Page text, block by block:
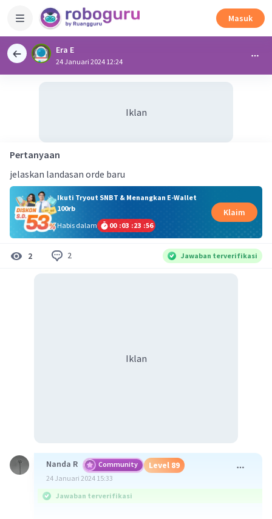
Masuk
Era E
24 Januari 2024 12:24
Iklan
Pertanyaan
jelaskan landasan orde baru
Ikuti Tryout SNBT & Menangkan E-Wallet
100rb
Habis dalam
00 :03 :23 :55
Klaim
2 2 Jawaban terverifikasi
Iklan
Nanda R Community Level 89
24 Januari 2024 15:33
Jawaban terverifikasi